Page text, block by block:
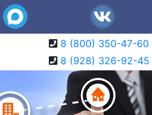
8 (800) 350-47-60
8 (928) 326-92-45